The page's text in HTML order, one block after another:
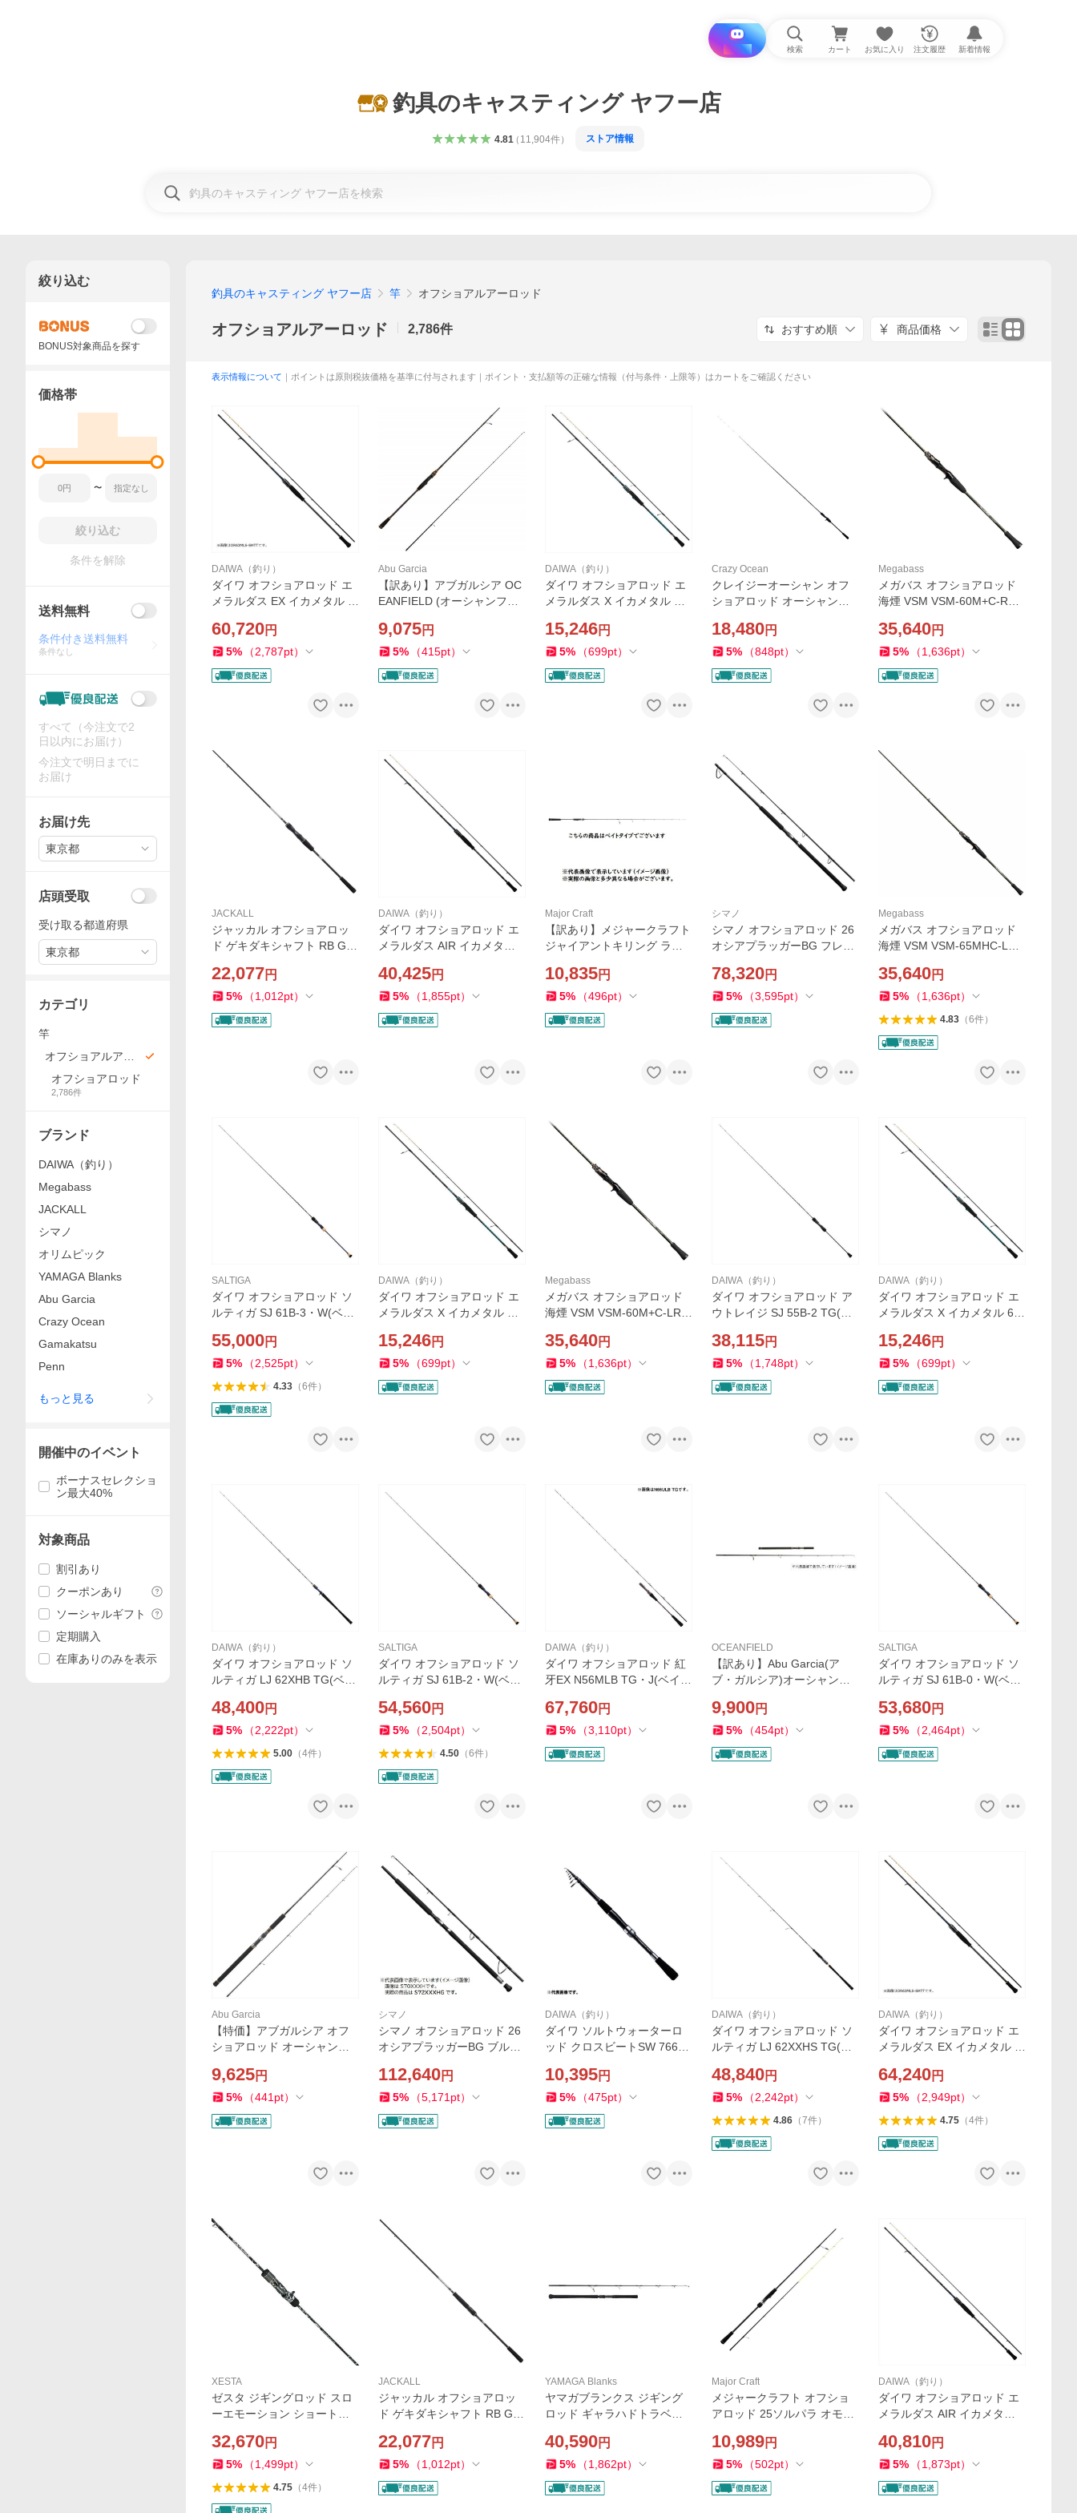
i と探す 検索 カート お気に入り 注文履歴 新着情報
釣具のキャスティング ヤフー店
4.81（ 11,904件） ストア情報
釣具のキャスティング ヤフー店 竿 オフショアルアーロッド
オフショアルアーロッド 2,786件 おすすめ順 商品価格
表示情報について ｜ポイントは原則税抜価格を基準に付与されます｜ポイント・支払額等の正確な情報（付与条件・上限等）はカートをご確認ください
DAIWA（釣り）
ダイワ オフショアロッド エ
メラルダス EX イカメタル N
ース)
60,720円
5% （2,787pt）
Abu Garcia
【訳あり】アブガルシア OC
EANFIELD (オーシャンフィ
SLJ (スピニング 2ピース)
9,075円
5% （415pt）
DAIWA（釣り）
ダイワ オフショアロッド エ
メラルダス X イカメタル OR
ース)
15,246円
5% （699pt）
Crazy Ocean
クレイジーオーシャン オフ
ショアロッド オーシャンウ
5A(2ピース ベイト)
18,480円
5% （848pt）
Megabass
メガバス オフショアロッド
海煙 VSM VSM-60M+C-RR
35,640円
5% （1,636pt）
JACKALL
ジャッカル オフショアロッ
ド ゲキダキシャフト RB GD
ス)
22,077円
5% （1,012pt）
DAIWA（釣り）
ダイワ オフショアロッド エ
メラルダス AIR イカメタル
ース)
40,425円
5% （1,855pt）
Major Craft
【訳あり】メジャークラフト
ジャイアントキリング ライ
(ベイト/1ピース)【大型商
品】
10,835円
5% （496pt）
シマノ
シマノ オフショアロッド 26
オシアプラッガーBG フレッ
78,320円
5% （3,595pt）
Megabass
メガバス オフショアロッド
海煙 VSM VSM-65MHC-LR
品】
35,640円
5% （1,636pt）
4.83（6件）
SALTIGA
ダイワ オフショアロッド ソ
ルティガ SJ 61B-3・W(ベイ
55,000円
5% （2,525pt）
4.33（6件）
DAIWA（釣り）
ダイワ オフショアロッド エ
メラルダス X イカメタル OR
ース)
15,246円
5% （699pt）
Megabass
メガバス オフショアロッド
海煙 VSM VSM-60M+C-LR
35,640円
5% （1,636pt）
DAIWA（釣り）
ダイワ オフショアロッド ア
ウトレイジ SJ 55B-2 TG(ベ
38,115円
5% （1,748pt）
DAIWA（釣り）
ダイワ オフショアロッド エ
メラルダス X イカメタル 65
ス)
15,246円
5% （699pt）
DAIWA（釣り）
ダイワ オフショアロッド ソ
ルティガ LJ 62XHB TG(ベイ
48,400円
5% （2,222pt）
5.00（4件）
SALTIGA
ダイワ オフショアロッド ソ
ルティガ SJ 61B-2・W(ベイ
54,560円
5% （2,504pt）
4.50（6件）
DAIWA（釣り）
ダイワ オフショアロッド 紅
牙EX N56MLB TG・J(ベイト
67,760円
5% （3,110pt）
OCEANFIELD
【訳あり】Abu Garcia(ア
ブ・ガルシア)オーシャンフ
Ｈ
9,900円
5% （454pt）
SALTIGA
ダイワ オフショアロッド ソ
ルティガ SJ 61B-0・W(ベイ
53,680円
5% （2,464pt）
Abu Garcia
【特価】アブガルシア オフ
ショアロッド オーシャンフ
ング OFWS-702ML
9,625円
5% （441 pt）
シマノ
シマノ オフショアロッド 26
オシアプラッガーBG ブルフ
112,640円
5% （5,171 pt）
DAIWA（釣り）
ダイワ ソルトウォーターロ
ッド クロスビートSW 766T
振出) オフショアロッド
10,395円
5% （475pt）
DAIWA（釣り）
ダイワ オフショアロッド ソ
ルティガ LJ 62XXHS TG(ス
品】
48,840円
5% （2,242pt）
4.86（7件）
DAIWA（釣り）
ダイワ オフショアロッド エ
メラルダス EX イカメタル O
2ピース)
64,240円
5% （2,949pt）
4.75（4件）
XESTA
ゼスタ ジギングロッド スロ
ーエモーション ショートピ
32,670円
5% （1,499pt）
4.75（4件）
JACKALL
ジャッカル オフショアロッ
ド ゲキダキシャフト RB GD
グ/2ピース)
22,077円
5% （1,012pt）
YAMAGA Blanks
ヤマガブランクス ジギング
ロッド ギャラハドトラベッ
ス)
40,590円
5% （1,862pt）
Major Craft
メジャークラフト オフショ
アロッド 25ソルパラ オモリ
OMO(スピニング/2ピース)
10,989円
5% （502pt）
DAIWA（釣り）
ダイワ オフショアロッド エ
メラルダス AIR イカメタル
ース)
40,810円
5% （1,873pt）
絞り込む
BONUS対象商品を探す
価格帯
〜
絞り込む
条件を解除
送料無料
条件付き送料無料
条件なし
すべて（今注文で2
日以内にお届け）
今注文で明日までに
お届け
お届け先
東京都
店頭受取
受け取る都道府県
東京都
カテゴリ
竿
オフショアルアー
ロッド
オフショアロッド
2,786件
ブランド
DAIWA（釣り）
Megabass
JACKALL
シマノ
オリムピック
YAMAGA Blanks
Abu Garcia
Crazy Ocean
Gamakatsu
Penn
もっと見る
開催中のイベント
ボーナスセレクショ
ン最大40%
対象商品
割引あり
クーポンあり
ソーシャルギフト
定期購入
在庫ありのみを表示